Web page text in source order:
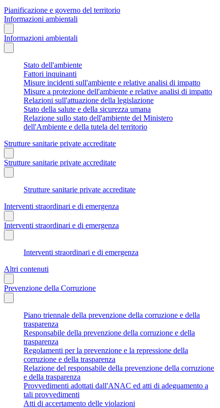
Pianificazione e governo del territorio
Informazioni ambientali
Informazioni ambientali
Stato dell'ambiente
Fattori inquinanti
Misure incidenti sull'ambiente e relative analisi di impatto
Misure a protezione dell'ambiente e relative analisi di impatto
Relazioni sull'attuazione della legislazione
Stato della salute e della sicurezza umana
Relazione sullo stato dell'ambiente del Ministero
dell'Ambiente e della tutela del territorio
Strutture sanitarie private accreditate
Strutture sanitarie private accreditate
Strutture sanitarie private accreditate
Interventi straordinari e di emergenza
Interventi straordinari e di emergenza
Interventi straordinari e di emergenza
Altri contenuti
Prevenzione della Corruzione
Piano triennale della prevenzione della corruzione e della
trasparenza
Responsabile della prevenzione della corruzione e della
trasparenza
Regolamenti per la prevenzione e la repressione della
corruzione e della trasparenza
Relazione del responsabile della prevenzione della corruzione
e della trasparenza
Provvedimenti adottati dall'ANAC ed atti di adeguamento a
tali provvedimenti
Atti di accertamento delle violazioni